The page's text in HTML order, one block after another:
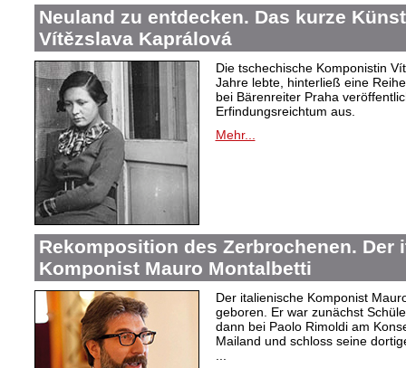
Neuland zu entdecken. Das kurze
Vítězslava Kaprálová
Die tschechische Komponistin
Jahre lebte, hinterließ eine
bei Bärenreiter Praha
Erfindungsreichtum aus.
Mehr...
Rekomposition des Zerbrochenen. Der
Komponist Mauro Montalbetti
Der italienische Komponist
geboren. Er war zunächst
dann bei Paolo Rimoldi am
Mailand und schloss seine